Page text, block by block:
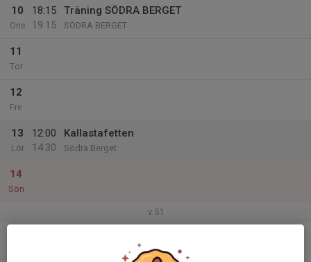
10
Ons
18:15
19:15
Träning SÖDRA BERGET
SÖDRA BERGET
11
Tor
12
Fre
13
Lör
12:00
14:30
Kallastafetten
Södra Berget
14
Sön
v.51